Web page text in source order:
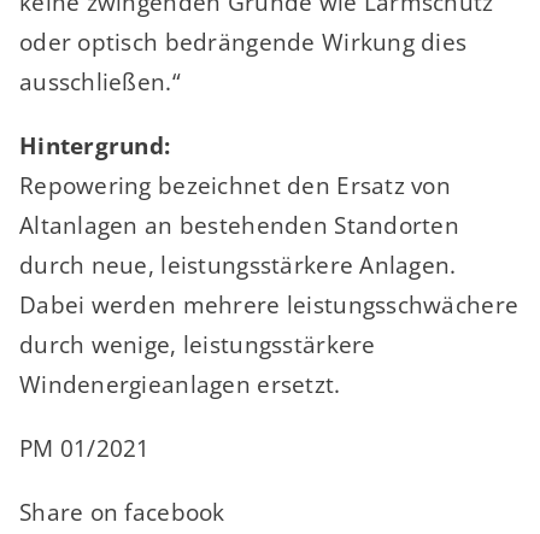
oder optisch bedrängende Wirkung dies
ausschließen.“
Hintergrund:
Repowering bezeichnet den Ersatz von
Altanlagen an bestehenden Standorten
durch neue, leistungsstärkere Anlagen.
Dabei werden mehrere leistungsschwächere
durch wenige, leistungsstärkere
Windenergieanlagen ersetzt.
PM 01/2021
Share on facebook